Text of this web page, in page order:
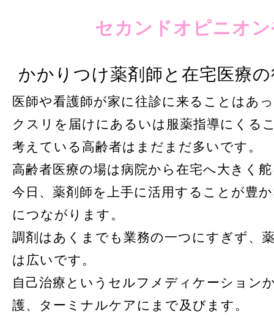
セカンドオピニオ
かかりつけ薬剤師と在宅医療
医師や看護師が家に往診に来ることはあ
クスリを届けにあるいは服薬指導にくる
考えている高齢者はまだまだ多いです。
高齢者医療の場は病院から在宅へ大きく
今日、薬剤師を上手に活用することが豊
につながります。
調剤はあくまでも業務の一つにすぎず、
は広いです。
自己治療というセルフメディケーション
護、ターミナルケアにまで及びます。